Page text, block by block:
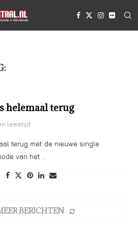
helemaal terug
leestijd
terug met de nieuwe single
van het …
BERICHTEN